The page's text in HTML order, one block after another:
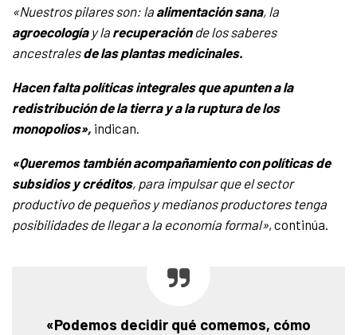
«Nuestros pilares son: la alimentación sana, la
agroecologíay la recuperaciónde los saberes
ancestralesde las plantas medicinales.
Hacen falta políticas integrales que apunten a la
redistribución de la tierra y a la ruptura de los
monopolios», indican.
«Queremos también acompañamiento con políticas de
subsidios y créditos, para impulsar que el sector
productivo de pequeños y medianos productores tenga
posibilidades de llegar a la economía formal», continúa.
«Podemos decidir qué comemos, cómo